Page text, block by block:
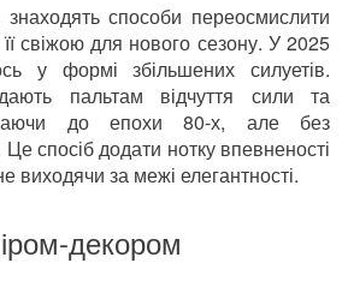
способи переосмислити
свіжою для нового сезону. У 2025
у формі збільшених силуетів.
пальтам відчуття сили та
до епохи 80-х, але без
спосіб додати нотку впевненості
виходячи за межі елегантності.
декором